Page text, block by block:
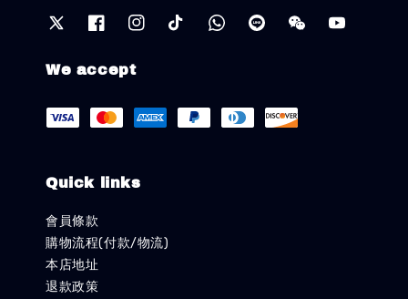
We accept
Quick links
會員條款
購物流程(付款/物流)
本店地址
退款政策